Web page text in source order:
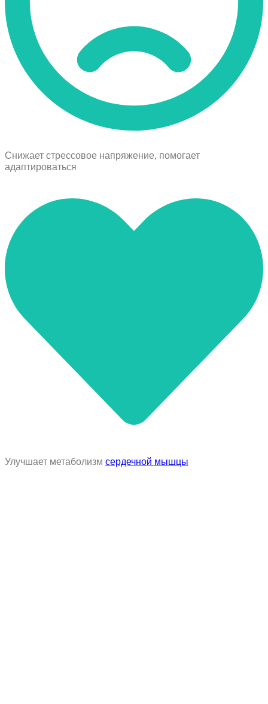
Снижает стрессовое напряжение, помогает
адаптироваться
Улучшает метаболизм сердечной мышцы